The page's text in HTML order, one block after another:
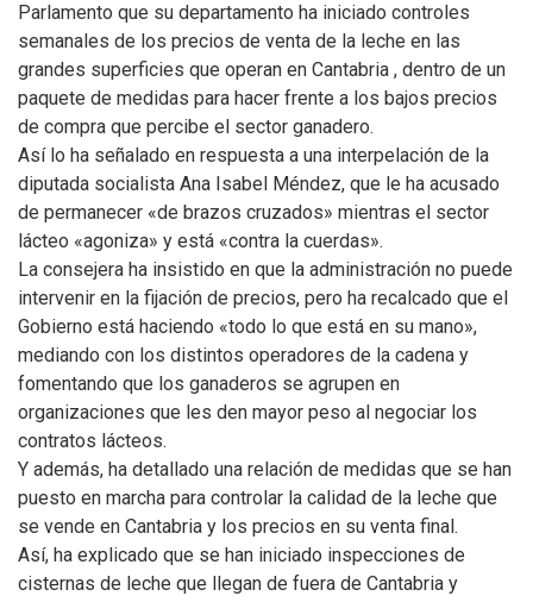
Parlamento que su departamento ha iniciado controles
semanales de los precios de venta de la leche en las
grandes superficies que operan en Cantabria , dentro de un
paquete de medidas para hacer frente a los bajos precios
de compra que percibe el sector ganadero.
Así lo ha señalado en respuesta a una interpelación de la
diputada socialista Ana Isabel Méndez, que le ha acusado
de permanecer «de brazos cruzados» mientras el sector
lácteo «agoniza» y está «contra la cuerdas».
La consejera ha insistido en que la administración no puede
intervenir en la fijación de precios, pero ha recalcado que el
Gobierno está haciendo «todo lo que está en su mano»,
mediando con los distintos operadores de la cadena y
fomentando que los ganaderos se agrupen en
organizaciones que les den mayor peso al negociar los
contratos lácteos.
Y además, ha detallado una relación de medidas que se han
puesto en marcha para controlar la calidad de la leche que
se vende en Cantabria y los precios en su venta final.
Así, ha explicado que se han iniciado inspecciones de
cisternas de leche que llegan de fuera de Cantabria y